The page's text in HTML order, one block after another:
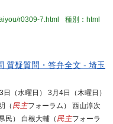
r0309-7.html
種別：html
質疑質問・答弁全文 - 埼玉
（水曜日） 3月4日（木曜日）
（ 民主フォーラム） 西山淳次
民） 白根大輔（ 民主フォーラ